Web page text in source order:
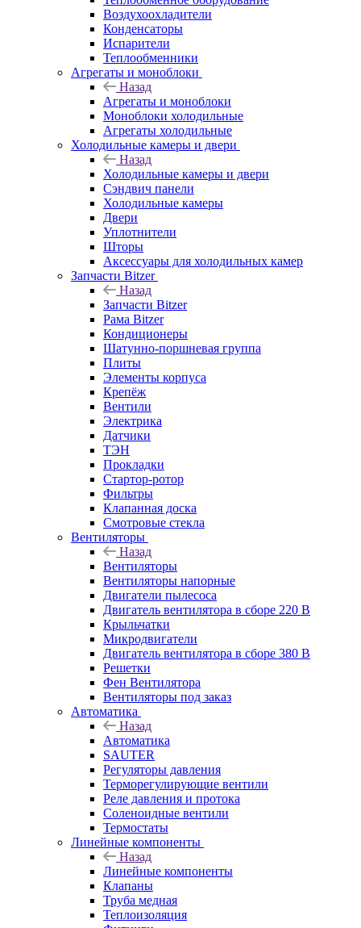
Воздухоохладители
Конденсаторы
Испарители
Теплообменники
Агрегаты и моноблоки
Назад
Агрегаты и моноблоки
Моноблоки холодильные
Агрегаты холодильные
Холодильные камеры и двери
Назад
Холодильные камеры и двери
Сэндвич панели
Холодильные камеры
Двери
Уплотнители
Шторы
Аксессуары для холодильных камер
Запчасти Bitzer
Назад
Запчасти Bitzer
Рама Bitzer
Кондиционеры
Шатунно-поршневая группа
Плиты
Элементы корпуса
Крепёж
Вентили
Электрика
Датчики
ТЭН
Прокладки
Стартор-ротор
Фильтры
Клапанная доска
Смотровые стекла
Вентиляторы
Назад
Вентиляторы
Вентиляторы напорные
Двигатели пылесоса
Двигатель вентилятора в сборе 220 В
Крыльчатки
Микродвигатели
Двигатель вентилятора в сборе 380 В
Решетки
Фен Вентилятора
Вентиляторы под заказ
Автоматика
Назад
Автоматика
SAUTER
Регуляторы давления
Терморегулирующие вентили
Реле давления и протока
Соленоидные вентили
Термостаты
Линейные компоненты
Назад
Линейные компоненты
Клапаны
Труба медная
Теплоизоляция